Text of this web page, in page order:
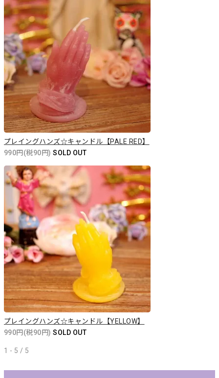
プレイングハンズ☆キャンドル【PALE RED】
990円(税90円) SOLD OUT
プレイングハンズ☆キャンドル【YELLOW】
990円(税90円) SOLD OUT
1 - 5 / 5